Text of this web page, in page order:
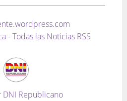
- Todas las Noticias RSS
DNI Republicano